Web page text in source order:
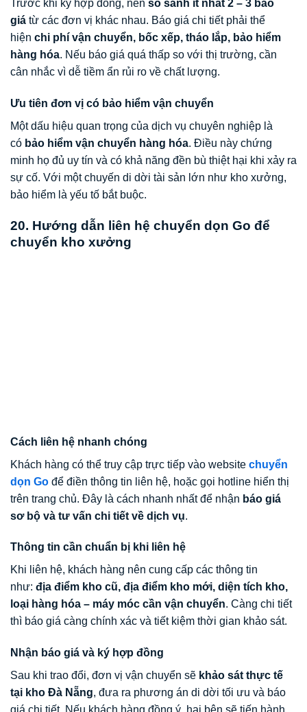
Trước khi ký hợp đồng, nên so sánh ít nhất 2 – 3 báo
giá từ các đơn vị khác nhau. Báo giá chi tiết phải thể
hiện chi phí vận chuyển, bốc xếp, tháo lắp, bảo hiểm
hàng hóa. Nếu báo giá quá thấp so với thị trường, cần
cân nhắc vì dễ tiềm ẩn rủi ro về chất lượng.
Ưu tiên đơn vị có bảo hiểm vận chuyển
Một dấu hiệu quan trọng của dịch vụ chuyên nghiệp là
có bảo hiểm vận chuyển hàng hóa. Điều này chứng
minh họ đủ uy tín và có khả năng đền bù thiệt hại khi xảy ra
sự cố. Với một chuyến di dời tài sản lớn như kho xưởng,
bảo hiểm là yếu tố bắt buộc.
20. Hướng dẫn liên hệ chuyển dọn Go để
chuyển kho xưởng
Cách liên hệ nhanh chóng
Khách hàng có thể truy cập trực tiếp vào website chuyển
dọn Go để điền thông tin liên hệ, hoặc gọi hotline hiển thị
trên trang chủ. Đây là cách nhanh nhất để nhận báo giá
sơ bộ và tư vấn chi tiết về dịch vụ.
Thông tin cần chuẩn bị khi liên hệ
Khi liên hệ, khách hàng nên cung cấp các thông tin
như: địa điểm kho cũ, địa điểm kho mới, diện tích kho,
loại hàng hóa – máy móc cần vận chuyển. Càng chi tiết
thì báo giá càng chính xác và tiết kiệm thời gian khảo sát.
Nhận báo giá và ký hợp đồng
Sau khi trao đổi, đơn vị vận chuyển sẽ khảo sát thực tế
tại kho Đà Nẵng, đưa ra phương án di dời tối ưu và báo